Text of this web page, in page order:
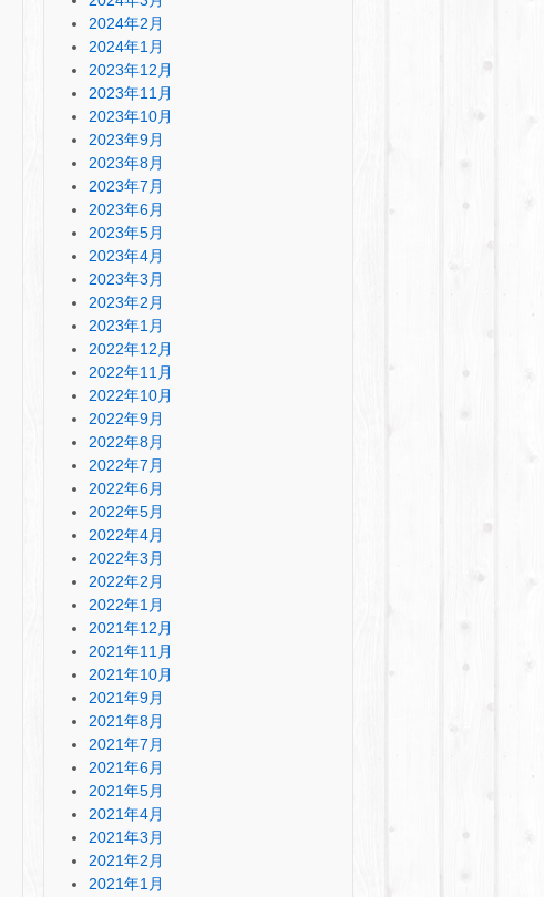
2024年2月
2024年1月
2023年12月
2023年11月
2023年10月
2023年9月
2023年8月
2023年7月
2023年6月
2023年5月
2023年4月
2023年3月
2023年2月
2023年1月
2022年12月
2022年11月
2022年10月
2022年9月
2022年8月
2022年7月
2022年6月
2022年5月
2022年4月
2022年3月
2022年2月
2022年1月
2021年12月
2021年11月
2021年10月
2021年9月
2021年8月
2021年7月
2021年6月
2021年5月
2021年4月
2021年3月
2021年2月
2021年1月